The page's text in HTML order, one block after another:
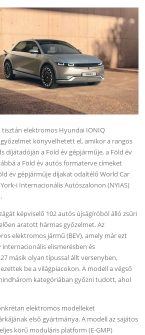
tisztán elektromos Hyundai IONIQ
könyvelhetett el, amikor a rangos
díjátadóján a Föld év gépjárműje, a Föld év
a Föld év autós formaterve címeket
év gépjárműje díjakat odaítélő World Car
i Internacionális Autószalonon (NYIAS)
képviselő 102 autós újságíróból álló zsűri
aratott hármas győzelmet. Az
elektromos jármű (BEV), amely már ezt
elismerésben és
másik olyan típussal állt versenyben,
be a világpiacokon. A modell a végső
kategóriában győzni tudott, ahol
elektromos modelleket
első gyártmánya. A modell az sajátos
körű moduláris platform (E-GMP)